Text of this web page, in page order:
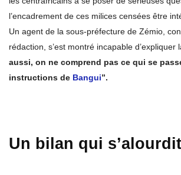
l’encadrement de ces milices censées être
Un agent de la sous-préfecture de Zémio,
rédaction, s’est montré incapable d’expliquer
aussi, on ne comprend pas ce qui se
instructions de Bangui”.
Un bilan qui